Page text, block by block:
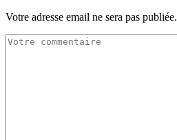
Votre adresse email ne sera pas publiée.